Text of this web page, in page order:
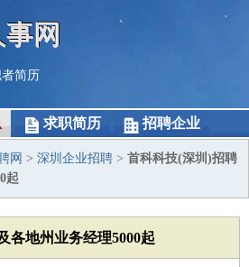
网
简历
求职简历 招聘企业
网 > 深圳企业招聘 > 首科科技(深圳)招聘
起
各地州业务经理5000起